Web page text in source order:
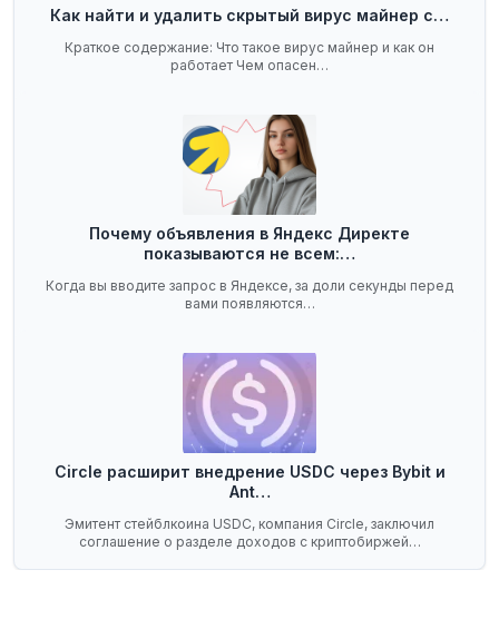
Как найти и удалить скрытый вирус майнер с…
Краткое содержание: Что такое вирус майнер и как он
работает Чем опасен…
Почему объявления в Яндекс Директе
показываются не всем:…
Когда вы вводите запрос в Яндексе, за доли секунды перед
вами появляются…
Circle расширит внедрение USDC через Bybit и
Ant…
Эмитент стейблкоина USDC, компания Circle, заключил
соглашение о разделе доходов с криптобиржей…